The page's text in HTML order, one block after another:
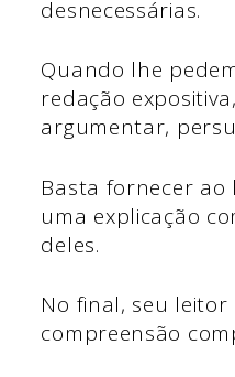
desnecessárias.
Quando lhe
redação
argumentar,
Basta fornecer ao
uma explicação
deles.
No final, seu
compreensão